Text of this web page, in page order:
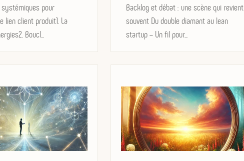
pour
lien client produit1. La
Boucl...
on
Backlog et débat : une scène qui revient
souvent Du double diamant au lean
startup – Un fil pour...